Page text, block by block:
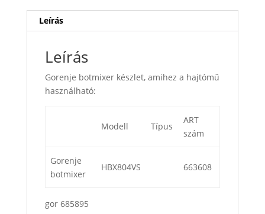
Leírás
Leírás
Gorenje botmixer készlet, amihez a hajtómű
használható:
Modell Típus
ART
szám
Gorenje
botmixer
HBX804VS 663608
gor 685895